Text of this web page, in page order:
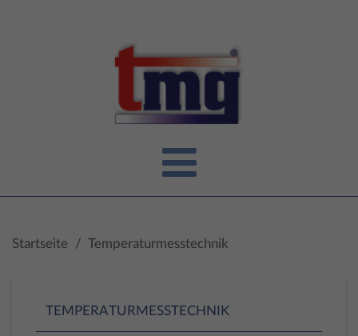
Startseite / Temperaturmesstechnik
TEMPERATURMESSTECHNIK